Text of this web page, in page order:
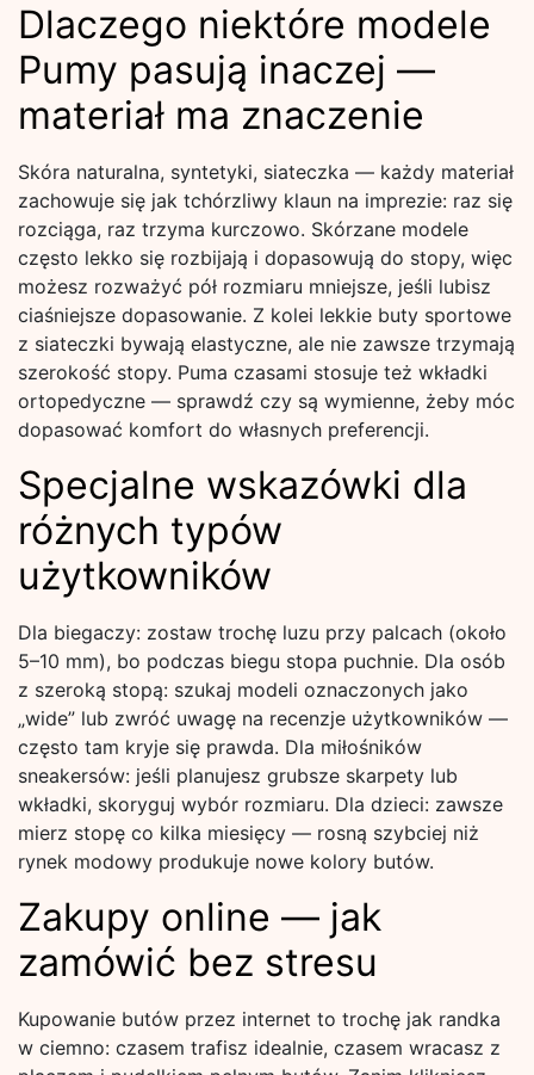
Dlaczego niektóre modele
Pumy pasują inaczej —
materiał ma znaczenie
Skóra naturalna, syntetyki, siateczka — każdy materiał
zachowuje się jak tchórzliwy klaun na imprezie: raz się
rozciąga, raz trzyma kurczowo. Skórzane modele
często lekko się rozbijają i dopasowują do stopy, więc
możesz rozważyć pół rozmiaru mniejsze, jeśli lubisz
ciaśniejsze dopasowanie. Z kolei lekkie buty sportowe
z siateczki bywają elastyczne, ale nie zawsze trzymają
szerokość stopy. Puma czasami stosuje też wkładki
ortopedyczne — sprawdź czy są wymienne, żeby móc
dopasować komfort do własnych preferencji.
Specjalne wskazówki dla
różnych typów
użytkowników
Dla biegaczy: zostaw trochę luzu przy palcach (około
5–10 mm), bo podczas biegu stopa puchnie. Dla osób
z szeroką stopą: szukaj modeli oznaczonych jako
„wide” lub zwróć uwagę na recenzje użytkowników —
często tam kryje się prawda. Dla miłośników
sneakersów: jeśli planujesz grubsze skarpety lub
wkładki, skoryguj wybór rozmiaru. Dla dzieci: zawsze
mierz stopę co kilka miesięcy — rosną szybciej niż
rynek modowy produkuje nowe kolory butów.
Zakupy online — jak
zamówić bez stresu
Kupowanie butów przez internet to trochę jak randka
w ciemno: czasem trafisz idealnie, czasem wracasz z